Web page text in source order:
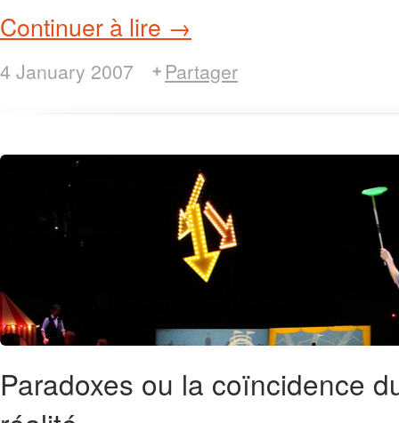
Continuer à lire →
4 January 2007 Partager
Paradoxes ou la coïncidence